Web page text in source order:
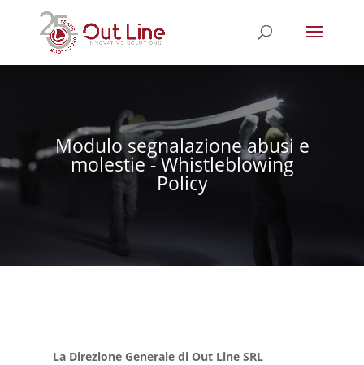
Modulo segnalazione abusi e
molestie - Whistleblowing
Policy
La Direzione Generale di Out Line SRL